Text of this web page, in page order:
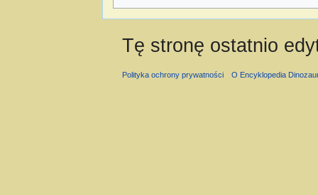
Tę stronę ostatnio
Polityka ochrony prywatności O Encyklopedia